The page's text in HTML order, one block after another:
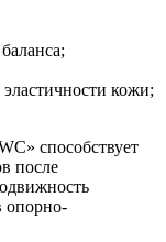
эластичности кожи;
способствует
после
опорно-